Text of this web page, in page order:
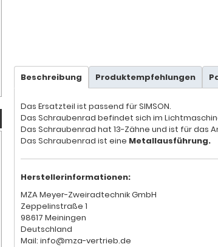
Beschreibung Produktempfehlungen
Das Ersatzteil ist passend für SIMSON.
Das Schraubenrad befindet sich im
Das Schraubenrad hat 13-Zähne und ist für das
Das Schraubenrad ist eine Metallausführung.
Herstellerinformationen:
MZA Meyer-Zweiradtechnik GmbH
Zeppelinstraße 1
98617 Meiningen
Deutschland
Mail: info@mza-vertrieb.de